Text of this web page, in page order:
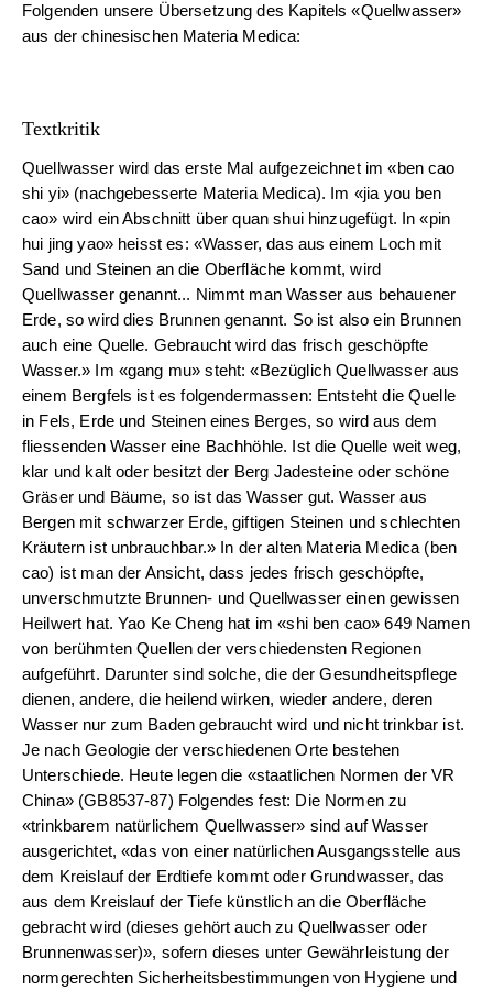
Folgenden unsere Übersetzung des Kapitels «Quellwasser»
aus der chinesischen Materia Medica:
Textkritik
Quellwasser wird das erste Mal aufgezeichnet im «ben cao
shi yi» (nachgebesserte Materia Medica). Im «jia you ben
cao» wird ein Abschnitt über quan shui hinzugefügt. In «pin
hui jing yao» heisst es: «Wasser, das aus einem Loch mit
Sand und Steinen an die Oberfläche kommt, wird
Quellwasser genannt... Nimmt man Wasser aus behauener
Erde, so wird dies Brunnen genannt. So ist also ein Brunnen
auch eine Quelle. Gebraucht wird das frisch geschöpfte
Wasser.» Im «gang mu» steht: «Bezüglich Quellwasser aus
einem Bergfels ist es folgendermassen: Entsteht die Quelle
in Fels, Erde und Steinen eines Berges, so wird aus dem
fliessenden Wasser eine Bachhöhle. Ist die Quelle weit weg,
klar und kalt oder besitzt der Berg Jadesteine oder schöne
Gräser und Bäume, so ist das Wasser gut. Wasser aus
Bergen mit schwarzer Erde, giftigen Steinen und schlechten
Kräutern ist unbrauchbar.» In der alten Materia Medica (ben
cao) ist man der Ansicht, dass jedes frisch geschöpfte,
unverschmutzte Brunnen- und Quellwasser einen gewissen
Heilwert hat. Yao Ke Cheng hat im «shi ben cao» 649 Namen
von berühmten Quellen der verschiedensten Regionen
aufgeführt. Darunter sind solche, die der Gesundheitspflege
dienen, andere, die heilend wirken, wieder andere, deren
Wasser nur zum Baden gebraucht wird und nicht trinkbar ist.
Je nach Geologie der verschiedenen Orte bestehen
Unterschiede. Heute legen die «staatlichen Normen der VR
China» (GB8537-87) Folgendes fest: Die Normen zu
«trinkbarem natürlichem Quellwasser» sind auf Wasser
ausgerichtet, «das von einer natürlichen Ausgangsstelle aus
dem Kreislauf der Erdtiefe kommt oder Grundwasser, das
aus dem Kreislauf der Tiefe künstlich an die Oberfläche
gebracht wird (dieses gehört auch zu Quellwasser oder
Brunnenwasser)», sofern dieses unter Gewährleistung der
normgerechten Sicherheitsbestimmungen von Hygiene und